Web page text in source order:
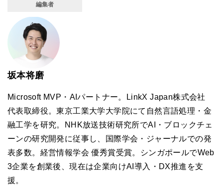
編集者
坂本将磨
Microsoft MVP・AIパートナー。LinkX Japan株式会社
代表取締役。東京工業大学大学院にて自然言語処理・金
融工学を研究。NHK放送技術研究所でAI・ブロックチェ
ーンの研究開発に従事し、国際学会・ジャーナルでの発
表多数。経営情報学会 優秀賞受賞。シンガポールでWeb
3企業を創業後、現在は企業向けAI導入・DX推進を支
援。